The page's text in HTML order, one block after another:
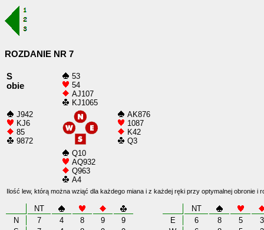
ROZDANIE NR 7
S
obie
53
54
AJ107
KJ1065
J942
KJ6
85
9872
AK876
1087
K42
Q3
Q10
AQ932
Q963
A4
Ilość lew, którą można wziąć dla każdego miana i z każdej ręki przy optymalnej obronie i
NT
NT
N
7 4 8 9 9 E 6 8 5
3